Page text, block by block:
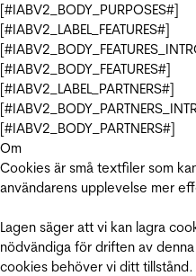
[#IABV2_BODY_PURPOSES#]
[#IABV2_LABEL_FEATURES#]
[#IABV2_BODY_FEATURES#]
[#IABV2_LABEL_PARTNERS#]
[#IABV2_BODY_PARTNERS#]
Om
Cookies är små textfiler som
användarens upplevelse mer
Lagen säger att vi kan lagra
nödvändiga för driften av
cookies behöver vi ditt tillstånd.